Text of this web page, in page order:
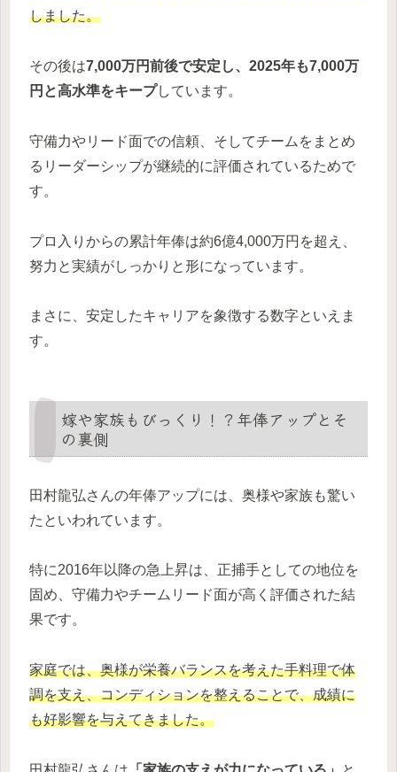
しました。
その後は7,000万円前後で安定し、2025年も7,000万
円と高水準をキープしています。
守備力やリード面での信頼、そしてチームをまとめ
るリーダーシップが継続的に評価されているためで
す。
プロ入りからの累計年俸は約6億4,000万円を超え、
努力と実績がしっかりと形になっています。
まさに、安定したキャリアを象徴する数字といえま
す。
嫁や家族もびっくり！？年俸アップとそ
の裏側
田村龍弘さんの年俸アップには、奥様や家族も驚い
たといわれています。
特に2016年以降の急上昇は、正捕手としての地位を
固め、守備力やチームリード面が高く評価された結
果です。
家庭では、奥様が栄養バランスを考えた手料理で体
調を支え、コンディションを整えることで、成績に
も好影響を与えてきました。